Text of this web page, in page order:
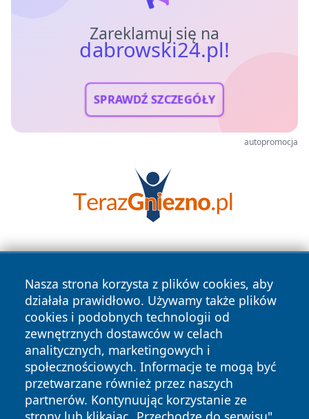
Zareklamuj się na
dabrowski24.pl!
SPRAWDŹ SZCZEGÓŁY
autopromocja
Nasza strona korzysta z plików cookies, aby
działała prawidłowo. Używamy także plików
cookies i podobnych technologii od
zewnętrznych dostawców w celach
analitycznych, marketingowych i
społecznościowych. Informacje te mogą być
przetwarzane również przez naszych
partnerów. Kontynuując korzystanie ze
Copyright © 2026 dabrowski24.pl Wszystkie prawa
zastrzeżone.
News Autorzy
Polityka
Polityka